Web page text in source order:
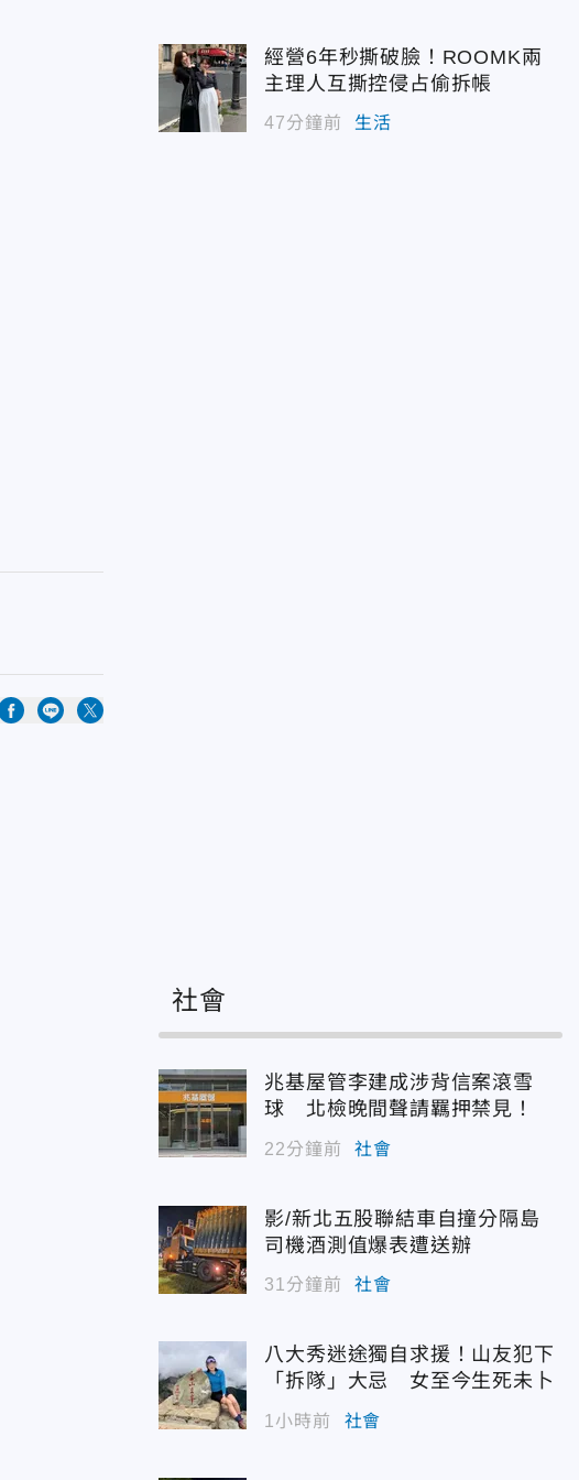
經營6年秒撕破臉！ROOMK兩
主理人互撕控侵占偷拆帳
47分鐘前 生活
社會
兆基屋管李建成涉背信案滾雪
球 北檢晚間聲請羈押禁見！
22分鐘前 社會
影/新北五股聯結車自撞分隔島
司機酒測值爆表遭送辦
31分鐘前 社會
八大秀迷途獨自求援！山友犯下
「拆隊」大忌 女至今生死未卜
1小時前 社會